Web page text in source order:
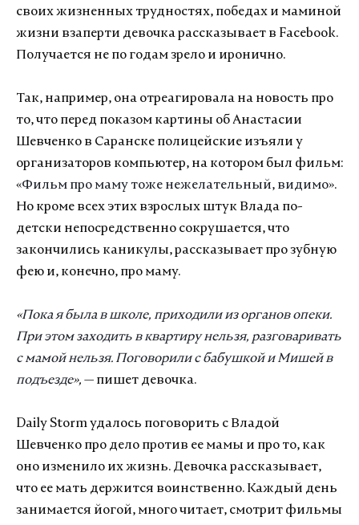
своих жизненных трудностях, победах и маминой
жизни взаперти девочка рассказывает в Facebook.
Получается не по годам зрело и иронично.
Так, например, она отреагировала на новость про
то, что перед показом картины об Анастасии
Шевченко в Саранске полицейские изъяли у
организаторов компьютер, на котором был фильм:
«Фильм про маму тоже нежелательный, видимо».
Но кроме всех этих взрослых штук Влада по-
детски непосредственно сокрушается, что
закончились каникулы, рассказывает про зубную
фею и, конечно, про маму.
«Пока я была в школе, приходили из органов опеки.
При этом заходить в квартиру нельзя, разговаривать
с мамой нельзя. Поговорили с бабушкой и Мишей в
подъезде», — пишет девочка.
Daily Storm удалось поговорить с Владой
Шевченко про дело против ее мамы и про то, как
оно изменило их жизнь. Девочка рассказывает,
что ее мать держится воинственно. Каждый день
занимается йогой, много читает, смотрит фильмы